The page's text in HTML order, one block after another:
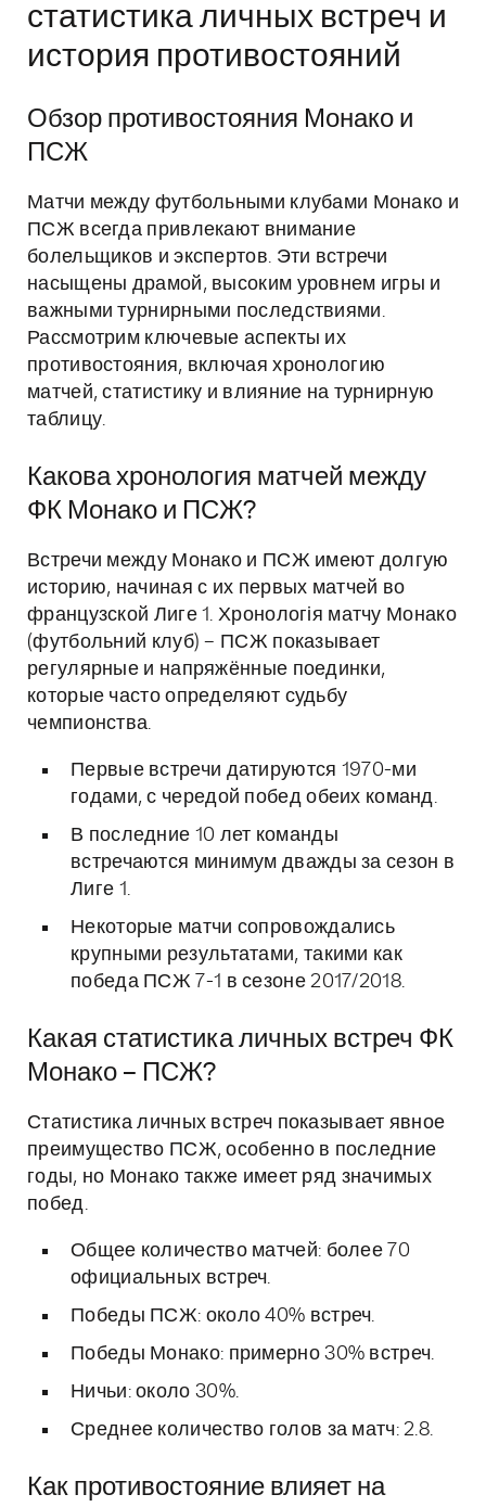
статистика личных встреч и
история противостояний
Обзор противостояния Монако и
ПСЖ
Матчи между футбольными клубами Монако и
ПСЖ всегда привлекают внимание
болельщиков и экспертов. Эти встречи
насыщены драмой, высоким уровнем игры и
важными турнирными последствиями.
Рассмотрим ключевые аспекты их
противостояния, включая хронологию
матчей, статистику и влияние на турнирную
таблицу.
Какова хронология матчей между
ФК Монако и ПСЖ?
Встречи между Монако и ПСЖ имеют долгую
историю, начиная с их первых матчей во
французской Лиге 1. Хронологія матчу Монако
(футбольний клуб) – ПСЖ показывает
регулярные и напряжённые поединки,
которые часто определяют судьбу
чемпионства.
Первые встречи датируются 1970-ми
годами, с чередой побед обеих команд.
В последние 10 лет команды
встречаются минимум дважды за сезон в
Лиге 1.
Некоторые матчи сопровождались
крупными результатами, такими как
победа ПСЖ 7-1 в сезоне 2017/2018.
Какая статистика личных встреч ФК
Монако – ПСЖ?
Статистика личных встреч показывает явное
преимущество ПСЖ, особенно в последние
годы, но Монако также имеет ряд значимых
побед.
Общее количество матчей: более 70
официальных встреч.
Победы ПСЖ: около 40% встреч.
Победы Монако: примерно 30% встреч.
Ничьи: около 30%.
Среднее количество голов за матч: 2.8.
Как противостояние влияет на